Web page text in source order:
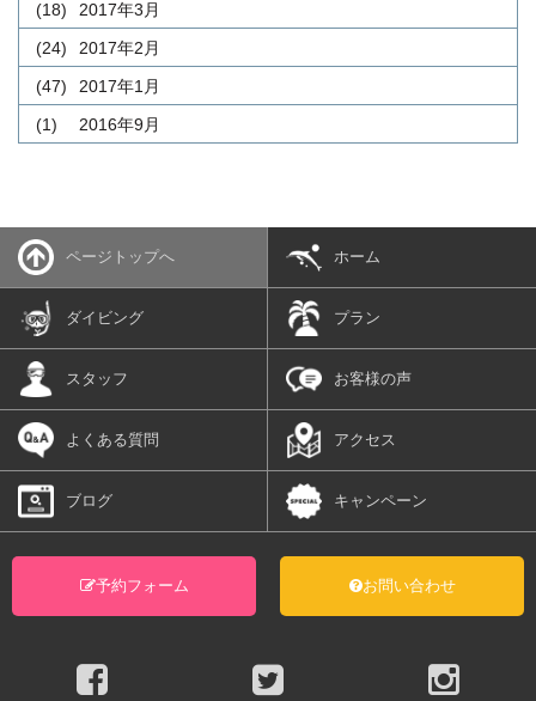
2017年3月
(18)
2017年2月
(24)
2017年1月
(47)
2016年9月
(1)
ページトップへ ホーム
ダイビング プラン
スタッフ お客様の声
よくある質問 アクセス
ブログ キャンペーン
予約フォーム お問い合わせ